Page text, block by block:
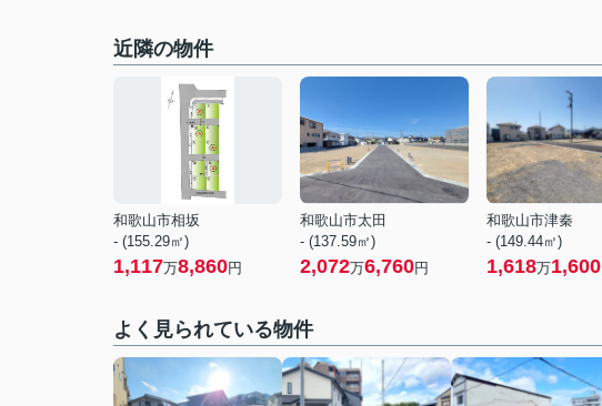
近隣の物件
和歌山市相坂
- (155.29㎡)
1,117万8,860円
和歌山市太田
- (137.59㎡)
2,072万6,760円
和歌山市津秦
- (149.44㎡)
1,618万1,600
よく見られている物件